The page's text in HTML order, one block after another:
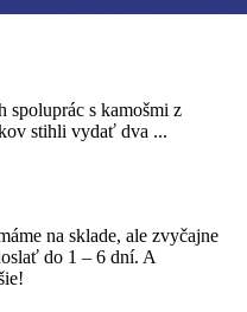
s kamošmi z
stihli vydať dva ...
na sklade, ale zvyčajne
do 1 – 6 dní. A